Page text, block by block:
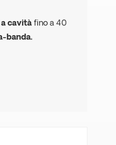
cavitàfino a 40
banda.